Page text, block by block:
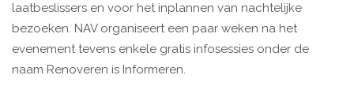
laatbeslissers en voor het inplannen van nachtelijke
bezoeken. NAV organiseert een paar weken na het
evenement tevens enkele gratis infosessies onder de
naam Renoveren is Informeren.